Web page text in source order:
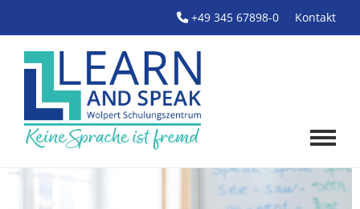
+49 345 67898-0 Kontakt